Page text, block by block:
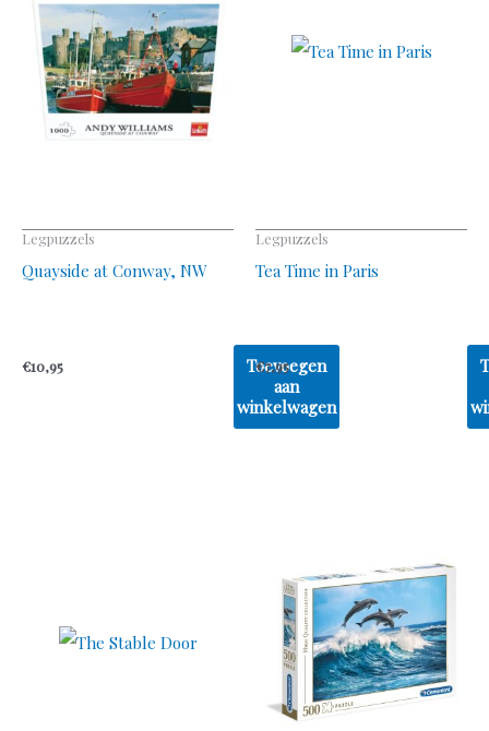
Legpuzzels
Quayside at Conway, NW
€10,95
Toevoegen
aan
winkelwagen
Legpuzzels
Tea Time in Paris
€7,95